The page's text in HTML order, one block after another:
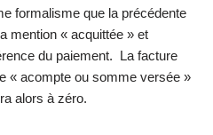
formalisme que la précédente
mention « acquittée » et
du paiement. La facture
« acompte ou somme versée »
alors à zéro.